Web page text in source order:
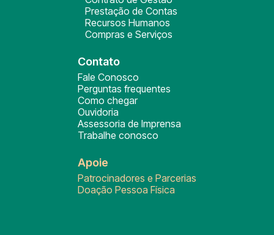
Prestação de Contas
Recursos Humanos
Compras e Serviços
Contato
Fale Conosco
Perguntas frequentes
Como chegar
Ouvidoria
Assessoria de Imprensa
Trabalhe conosco
Apoie
Patrocinadores e Parcerias
Doação Pessoa Física